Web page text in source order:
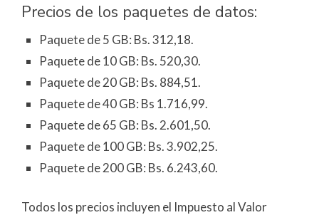
Precios de los paquetes de datos:
Paquete de 5 GB: Bs. 312,18.
Paquete de 10 GB: Bs. 520,30.
Paquete de 20 GB: Bs. 884,51.
Paquete de 40 GB: Bs 1.716,99.
Paquete de 65 GB: Bs. 2.601,50.
Paquete de 100 GB: Bs. 3.902,25.
Paquete de 200 GB: Bs. 6.243,60.
Todos los precios incluyen el Impuesto al Valor